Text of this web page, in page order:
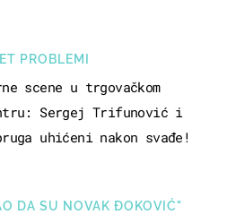
PROBLEMI
scene u trgovačkom
Sergej Trifunović i
uhićeni nakon svađe!
DA SU NOVAK ĐOKOVIĆ"